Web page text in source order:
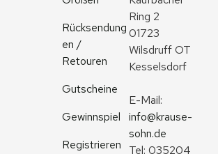
Rücksendung
en /
Retouren
Gutscheine
Gewinnspiel
Registrieren
Ring 2
01723
Wilsdruff OT
Kesselsdorf
info@krause-
sohn.de
Tel: 035204